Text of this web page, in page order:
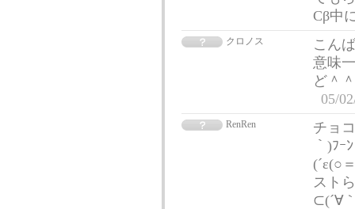
Cβ中
クロノス
こん
意味
ど＾
05/
RenRen
チョ
｀)ﾌ
(´ε(○
スト
⊂(´∀